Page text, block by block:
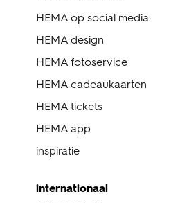
HEMA op social media
HEMA design
HEMA fotoservice
HEMA cadeaukaarten
HEMA tickets
HEMA app
inspiratie
internationaal